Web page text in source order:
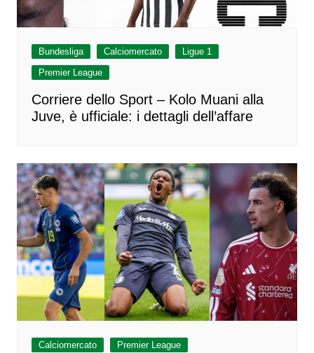
Bundesliga Calciomercato
Ligue 1
Premier League
Corriere dello Sport – Kolo Muani alla
Juve, è ufficiale: i dettagli dell’affare
Calciomercato Premier League